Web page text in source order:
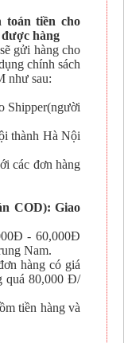
toán tiền cho
hàng
gửi hàng cho
chính sách
như sau:
Shipper(người
thành Hà Nội
các đơn hàng
COD): Giao
- 60,000Đ
Nam.
hàng có giá
quá 80,000 Đ/
tiền hàng và